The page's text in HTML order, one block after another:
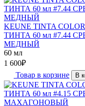
KEUNE TINTA
ТИНТА 60 мл #7.44
МЕДНЫЙ
60 мл
1 600₽
Товар в корзине
В